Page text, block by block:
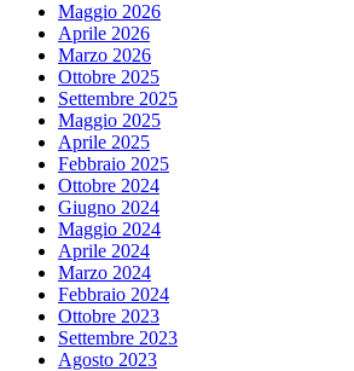
Maggio 2026
Aprile 2026
Marzo 2026
Ottobre 2025
Settembre 2025
Maggio 2025
Aprile 2025
Febbraio 2025
Ottobre 2024
Giugno 2024
Maggio 2024
Aprile 2024
Marzo 2024
Febbraio 2024
Ottobre 2023
Settembre 2023
Agosto 2023